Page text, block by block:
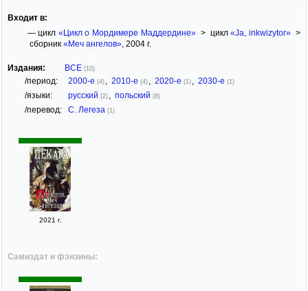
Входит в:
— цикл «Цикл о Мордимере Маддердине»> цикл«Ja, inkwizytor»>
сборник «Меч ангелов», 2004 г.
Издания: ВСЕ (10)
/период: 2000-е (4) 2010-е (4) 2020-е (1) 2030-е (1)
/языки: русский (2) польский (8)
/перевод: С. Легеза (1)
2021 г.
Самиздат и фэнзины: